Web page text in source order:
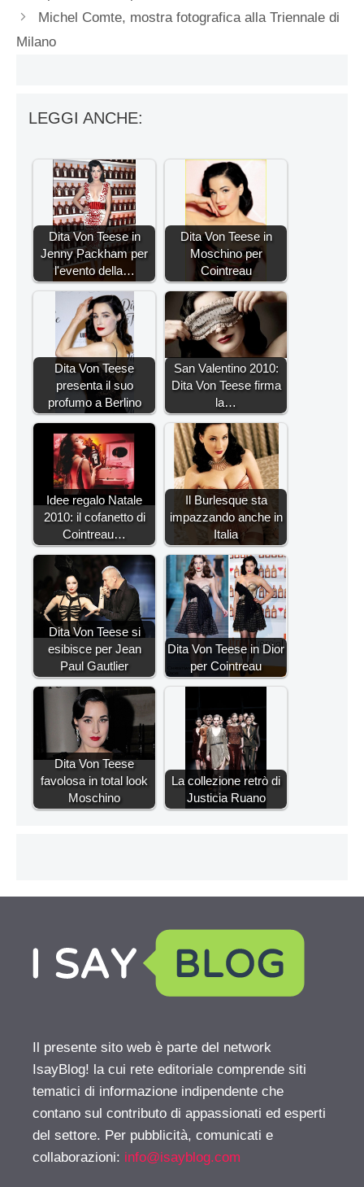
Michel Comte, mostra fotografica alla Triennale di
Milano
LEGGI ANCHE:
Dita Von Teese in
Jenny Packham per
l'evento della…
Dita Von Teese in
Moschino per
Cointreau
Dita Von Teese
presenta il suo
profumo a Berlino
San Valentino 2010:
Dita Von Teese firma
la…
Idee regalo Natale
2010: il cofanetto di
Cointreau…
Il Burlesque sta
impazzando anche in
Italia
Dita Von Teese si
esibisce per Jean
Paul Gautlier
Dita Von Teese in Dior
per Cointreau
Dita Von Teese
favolosa in total look
Moschino
La collezione retrò di
Justicia Ruano
Il presente sito web è parte del network
IsayBlog! la cui rete editoriale comprende siti
tematici di informazione indipendente che
contano sul contributo di appassionati ed esperti
del settore. Per pubblicità, comunicati e
collaborazioni: info@isayblog.com